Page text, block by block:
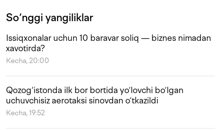
So‘nggi yangiliklar
Issiqxonalar uchun 10 baravar soliq — biznes nimadan
xavotirda?
Kecha, 20:00
Qozog‘istonda ilk bor bortida yo‘lovchi bo‘lgan
uchuvchisiz aerotaksi sinovdan o‘tkazildi
Kecha, 19:52